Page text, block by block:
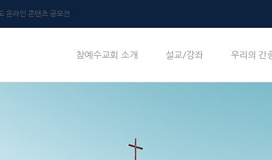
온라인 콘텐츠 공모전
참예수교회 소개 설교/강좌 우리의 간